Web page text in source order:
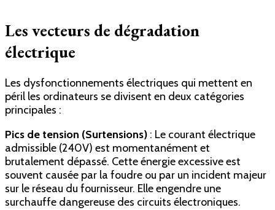
Les vecteurs de dégradation
électrique
Les dysfonctionnements électriques qui mettent en
péril les ordinateurs se divisent en deux catégories
principales :
Pics de tension (Surtensions) : Le courant électrique
admissible (240V) est momentanément et
brutalement dépassé. Cette énergie excessive est
souvent causée par la foudre ou par un incident majeur
sur le réseau du fournisseur. Elle engendre une
surchauffe dangereuse des circuits électroniques.